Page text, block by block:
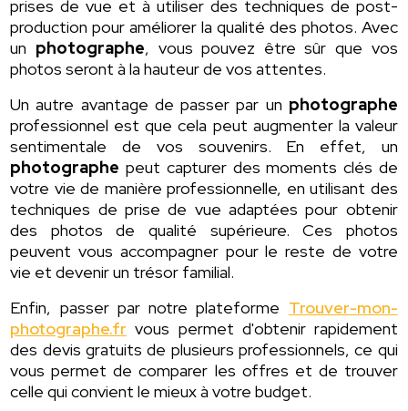
prises de vue et à utiliser des techniques de post-
production pour améliorer la qualité des photos. Avec
un photographe, vous pouvez être sûr que vos
photos seront à la hauteur de vos attentes.
Un autre avantage de passer par un photographe
professionnel est que cela peut augmenter la valeur
sentimentale de vos souvenirs. En effet, un
photographe peut capturer des moments clés de
votre vie de manière professionnelle, en utilisant des
techniques de prise de vue adaptées pour obtenir
des photos de qualité supérieure. Ces photos
peuvent vous accompagner pour le reste de votre
vie et devenir un trésor familial.
Enfin, passer par notre plateforme Trouver-mon-
photographe.fr vous permet d'obtenir rapidement
des devis gratuits de plusieurs professionnels, ce qui
vous permet de comparer les offres et de trouver
celle qui convient le mieux à votre budget.